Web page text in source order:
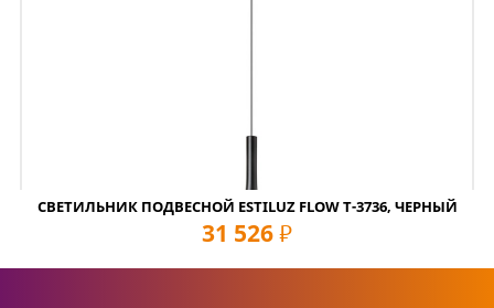
СВЕТИЛЬНИК ПОДВЕСНОЙ ESTILUZ FLOW T-3736, ЧЕРНЫЙ
31 526 руб